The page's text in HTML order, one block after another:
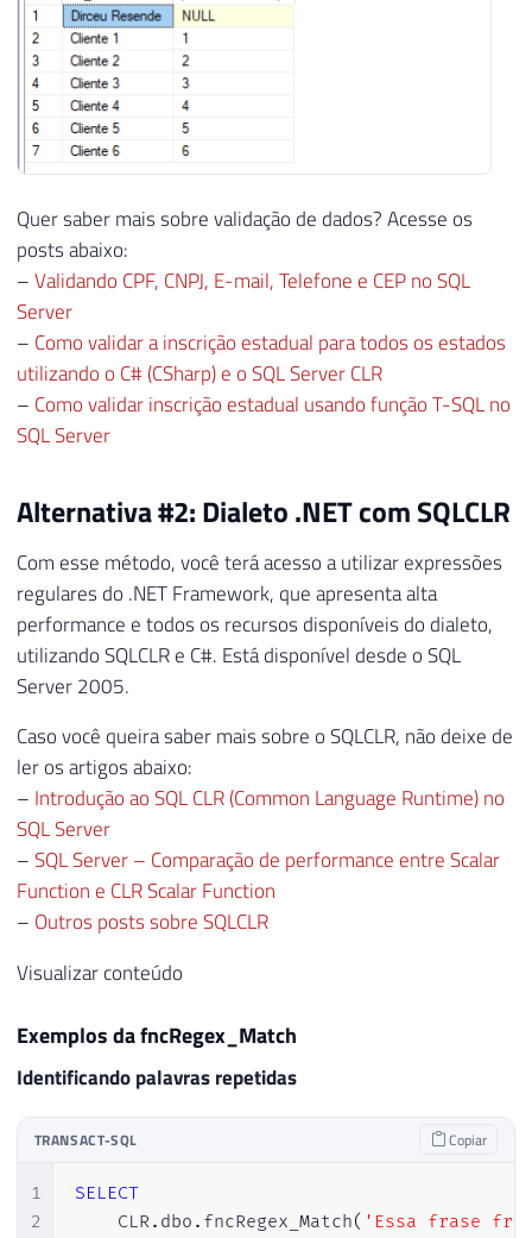
Quer saber mais sobre validação de dados? Acesse os
posts abaixo:
–Validando CPF, CNPJ, E-mail, Telefone e CEP no SQL
Server
– Como validar a inscrição estadual para todos os estados
utilizando o C# (CSharp) e o SQL Server CLR
– Como validar inscrição estadual usando função T-SQL no
SQL Server
Alternativa #2: Dialeto .NET com SQLCLR
Com esse método, você terá acesso a utilizar expressões
regulares do .NET Framework, que apresenta alta
performance e todos os recursos disponíveis do dialeto,
utilizando SQLCLR e C#. Está disponível desde o SQL
Server 2005.
Caso você queira saber mais sobre o SQLCLR, não deixe de
ler os artigos abaixo:
– Introdução ao SQL CLR (Common Language Runtime) no
SQL Server
–SQL Server – Comparação de performance entre Scalar
Function e CLR Scalar Function
– Outros posts sobre SQLCLR
Visualizar conteúdo
Exemplos da fncRegex_Match
Identificando palavras repetidas
TRANSACT-SQL Copiar
1
2
SELECT
    CLR
. dbo . fncRegex_Match( 'Essa frase